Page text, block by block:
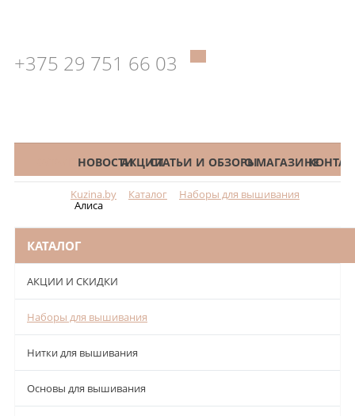
+375 29 751 66 03
КАТАЛОГНОВОСТИАКЦИИСТАТЬИ И ОБЗОРЫО МАГАЗИНЕ
Kuzina.by Каталог Наборы для вышивания
Алиса
КАТАЛОГ
АКЦИИ И СКИДКИ
Наборы для вышивания
Нитки для вышивания
Основы для вышивания